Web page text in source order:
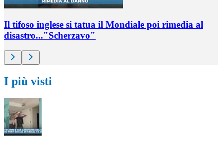
Il tifoso inglese si tatua il Mondiale poi rimedia al
disastro..."Scherzavo"
I più visti